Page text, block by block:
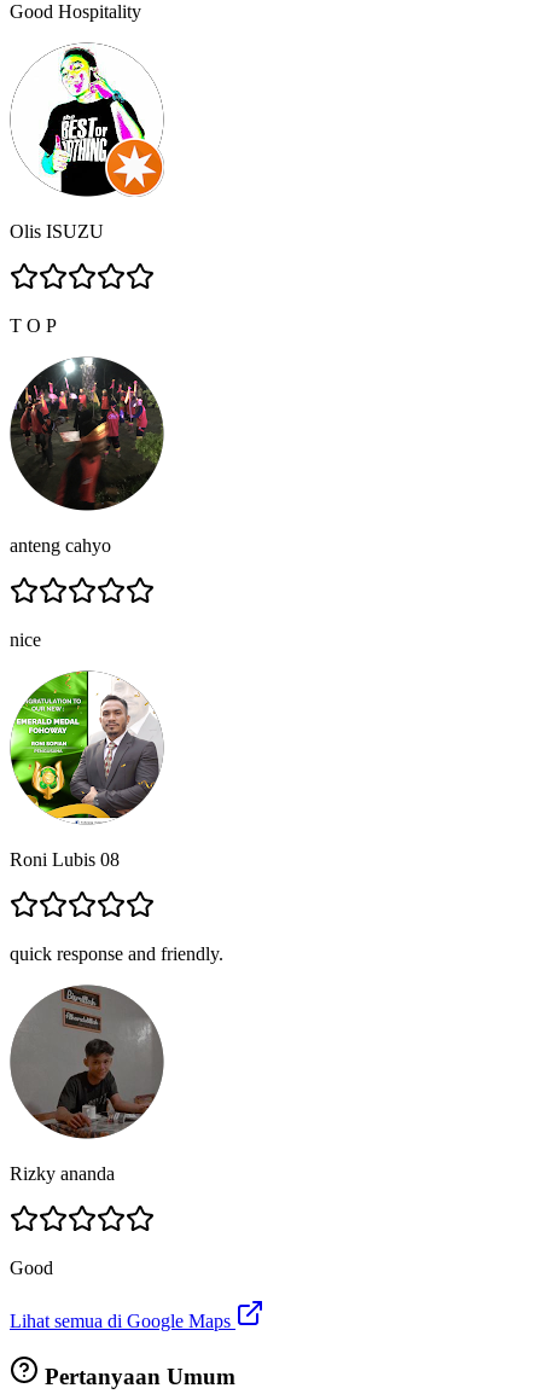
Good Hospitality
Olis ISUZU
T O P
anteng cahyo
nice
Roni Lubis 08
quick response and friendly.
Rizky ananda
Good
Lihat semua di Google Maps
Pertanyaan Umum